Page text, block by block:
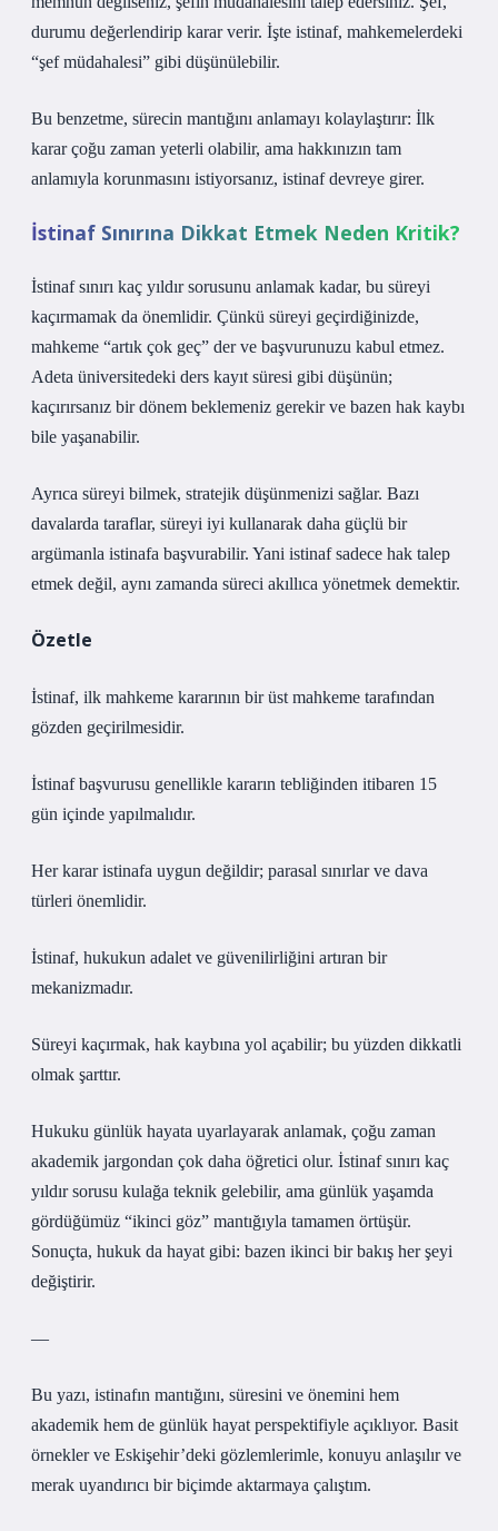
durumu değerlendirip karar verir. İşte istinaf, mahkemelerdeki
“şef müdahalesi” gibi düşünülebilir.
Bu benzetme, sürecin mantığını anlamayı kolaylaştırır: İlk
karar çoğu zaman yeterli olabilir, ama hakkınızın tam
anlamıyla korunmasını istiyorsanız, istinaf devreye girer.
İstinaf Sınırına Dikkat Etmek Neden Kritik?
İstinaf sınırı kaç yıldır sorusunu anlamak kadar, bu süreyi
kaçırmamak da önemlidir. Çünkü süreyi geçirdiğinizde,
mahkeme “artık çok geç” der ve başvurunuzu kabul etmez.
Adeta üniversitedeki ders kayıt süresi gibi düşünün;
kaçırırsanız bir dönem beklemeniz gerekir ve bazen hak kaybı
bile yaşanabilir.
Ayrıca süreyi bilmek, stratejik düşünmenizi sağlar. Bazı
davalarda taraflar, süreyi iyi kullanarak daha güçlü bir
argümanla istinafa başvurabilir. Yani istinaf sadece hak talep
etmek değil, aynı zamanda süreci akıllıca yönetmek demektir.
Özetle
İstinaf, ilk mahkeme kararının bir üst mahkeme tarafından
gözden geçirilmesidir.
İstinaf başvurusu genellikle kararın tebliğinden itibaren 15
gün içinde yapılmalıdır.
Her karar istinafa uygun değildir; parasal sınırlar ve dava
türleri önemlidir.
İstinaf, hukukun adalet ve güvenilirliğini artıran bir
mekanizmadır.
Süreyi kaçırmak, hak kaybına yol açabilir; bu yüzden dikkatli
olmak şarttır.
Hukuku günlük hayata uyarlayarak anlamak, çoğu zaman
akademik jargondan çok daha öğretici olur. İstinaf sınırı kaç
yıldır sorusu kulağa teknik gelebilir, ama günlük yaşamda
gördüğümüz “ikinci göz” mantığıyla tamamen örtüşür.
Sonuçta, hukuk da hayat gibi: bazen ikinci bir bakış her şeyi
değiştirir.
—
Bu yazı, istinafın mantığını, süresini ve önemini hem
akademik hem de günlük hayat perspektifiyle açıklıyor. Basit
örnekler ve Eskişehir’deki gözlemlerimle, konuyu anlaşılır ve
merak uyandırıcı bir biçimde aktarmaya çalıştım.